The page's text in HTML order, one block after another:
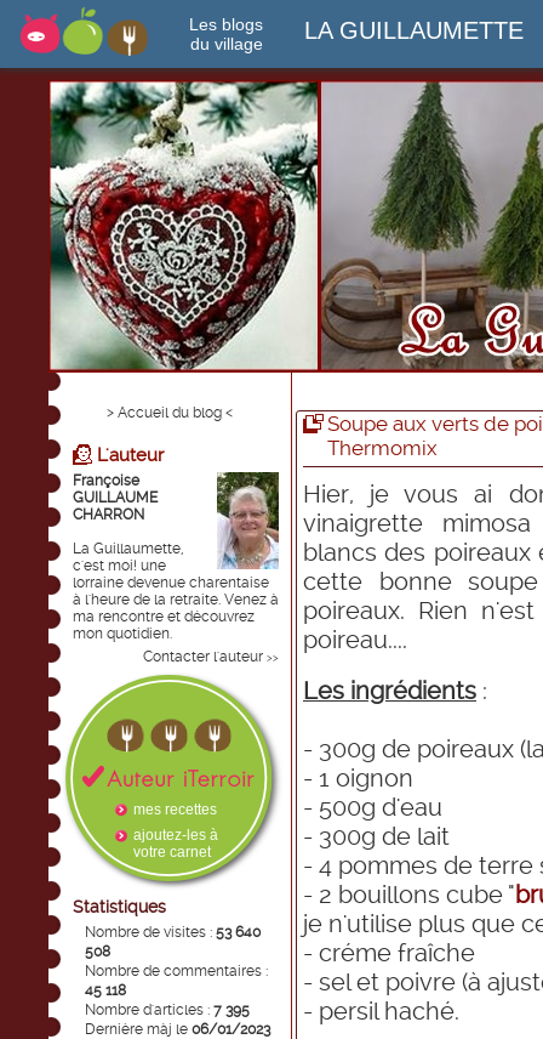
Les blogs
du village
LA GUILLAUMETTE
> Accueil du blog <
L'auteur
Françoise
GUILLAUME
CHARRON
La Guillaumette,
c'est moi! une
lorraine devenue charentaise
à l'heure de la retraite. Venez à
ma rencontre et découvrez
mon quotidien.
Contacter l'auteur >>
mes recettes
ajoutez-les à
votre carnet
Statistiques
Nombre de visites : 53 640
508
Nombre de commentaires :
45 118
Nombre d'articles : 7 395
Dernière màj le 06/01/2023
Soupe aux verts de
Thermomix
Hier, je vous ai
vinaigrette
blancs des poireaux
cette bonne
poireaux. Rien
poireau....
Les ingrédients :
- 300g de poireaux
- 1 oignon
- 500g d'eau
- 300g de lait
- 4 pommes de terre
- 2 bouillons cube "
je n'utilise plus que
- créme fraîche
- sel et poivre (à
- persil haché.